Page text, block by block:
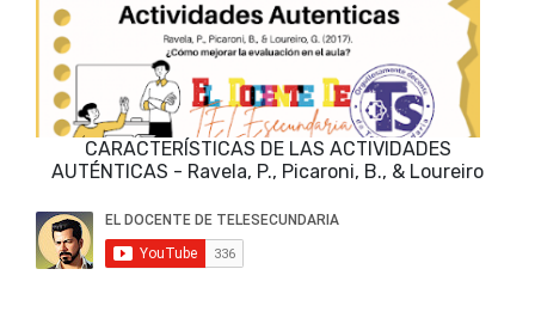
CARACTERÍSTICAS DE LAS ACTIVIDADES
AUTÉNTICAS - Ravela, P., Picaroni, B., & Loureiro